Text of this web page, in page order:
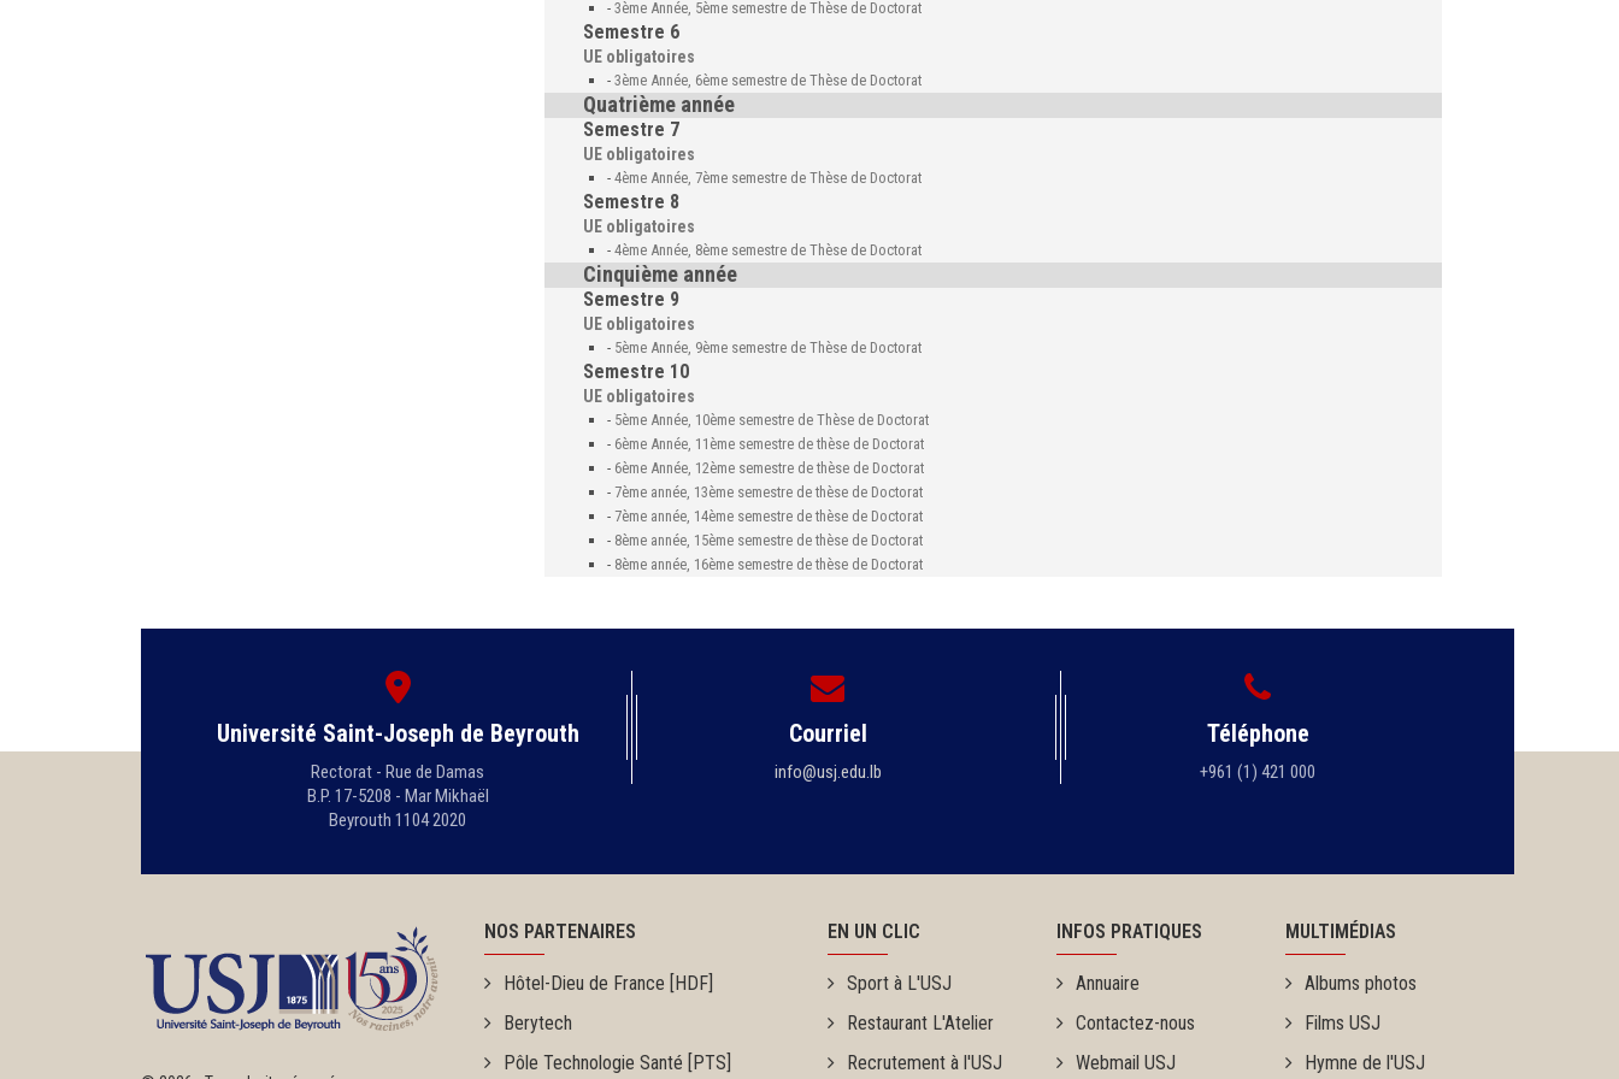
- 3ème Année, 5ème semestre de Thèse de Doctorat
Semestre 6
UE obligatoires
- 3ème Année, 6ème semestre de Thèse de Doctorat
Quatrième année
Semestre 7
UE obligatoires
- 4ème Année, 7ème semestre de Thèse de Doctorat
Semestre 8
UE obligatoires
- 4ème Année, 8ème semestre de Thèse de Doctorat
Cinquième année
Semestre 9
UE obligatoires
- 5ème Année, 9ème semestre de Thèse de Doctorat
Semestre 10
UE obligatoires
- 5ème Année, 10ème semestre de Thèse de Doctorat
- 6ème Année, 11ème semestre de thèse de Doctorat
- 6ème Année, 12ème semestre de thèse de Doctorat
- 7ème année, 13ème semestre de thèse de Doctorat
- 7ème année, 14ème semestre de thèse de Doctorat
- 8ème année, 15ème semestre de thèse de Doctorat
- 8ème année, 16ème semestre de thèse de Doctorat
Université Saint-Joseph de Beyrouth
Rectorat - Rue de Damas
B.P. 17-5208 - Mar Mikhaël
Beyrouth 1104 2020
Courriel
info@usj.edu.lb
Téléphone
+961 (1) 421 000
NOS PARTENAIRES
Hôtel-Dieu de France [HDF]
Berytech
Pôle Technologie Santé [PTS]
EN UN CLIC
Sport à L'USJ
Restaurant L'Atelier
Recrutement à l'USJ
INFOS PRATIQUES
Annuaire
Contactez-nous
Webmail USJ
MULTIMÉDIAS
Albums photos
Films USJ
Hymne de l'USJ